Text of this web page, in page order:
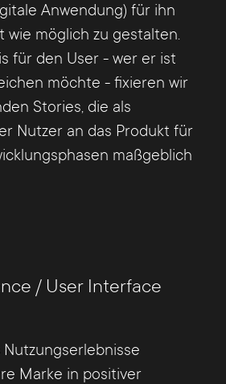
Anwendung) für ihn
wie möglich zu gestalten.
für den User - wer er ist
möchte - fixieren wir
Stories, die als
Nutzer an das Produkt für
maßgeblich
/ User Interface
Nutzungserlebnisse
Marke in positiver